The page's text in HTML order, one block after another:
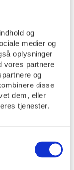
og
medier og
oplysninger
vores partnere
og
disse
dem, eller
tjenester.
Tyrsted
05/2026